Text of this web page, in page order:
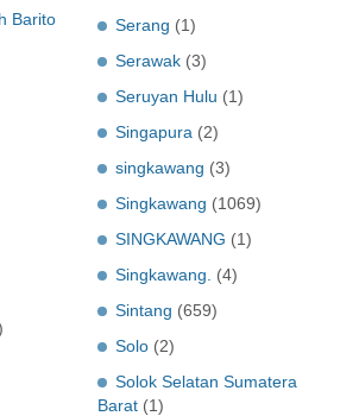
Barito
Serang (1)
Serawak (3)
Seruyan Hulu (1)
Singapura (2)
singkawang (3)
Singkawang (1069)
SINGKAWANG (1)
Singkawang.
(4)
Sintang (659)
Solo (2)
Solok Selatan Sumatera
Barat (1)